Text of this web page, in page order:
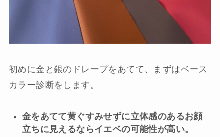
初めに金と銀のドレープをあてて、まずはベース
カラー診断をします。
金をあてて黄ぐすみせずに立体感のあるお顔
立ちに見えるならイエベの可能性が高い。